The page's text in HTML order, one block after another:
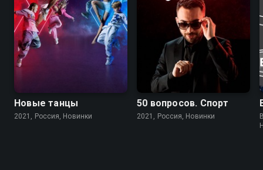
Новые танцы
2021, Россия, Новинки
50 вопросов. Спорт
2021, Россия, Новинки